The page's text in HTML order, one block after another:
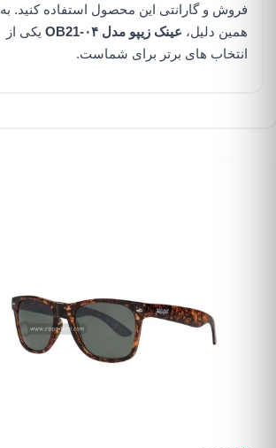
فروش و گارانتی این محصول استفاده کنید. به
همین دلیل، عینک زیپو مدل OB21-۰۴
یکی از
انتخاب های برتر برای شماست.